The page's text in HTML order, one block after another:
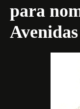
para
Avenidas